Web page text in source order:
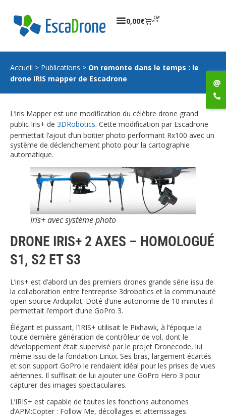
0,00€
Accueil > Publications > On remonte dans le temps : le
drone IRIS mapper de Escadrone
L’iris Mapper est une modification du célèbre drone grand
public Iris+ de 3DRobotics. Cette modification par Escadrone
permettait l’ajout d’un boitier photo performant Rx100 avec un
système de déclenchement photo pour la cartographie
automatique.
Iris+ avec système photo
DRONE IRIS+ 2 AXES – HOMOLOGUÉ
S1, S2 ET S3
L’iris+ est d’abord un des premiers drones grande série issu de
la collaboration entre l’entreprise 3drobotics et la communauté
open source Ardupilot. Doté d’une autonomie de 10 minutes il
permettait l’emport d’une GoPro 3.
Élégant et puissant, l’IRIS+ utilisait le Pixhawk, à l’époque la
toute dernière génération de contrôleur de vol, dont le
développement était supervisé par le projet Dronecode, lui
même issu de la fondation Linux. Ses bras, largement écartés
et son support GoPro le rendaient idéal pour les prises de vues
aériennes. Il suffisait de lui ajouter une GoPro Hero 3 pour
capturer des images spectaculaires.
L’IRIS+ est capable de toutes les fonctions autonomes
d’APM:Copter : Follow Me, décollages et atterrissages